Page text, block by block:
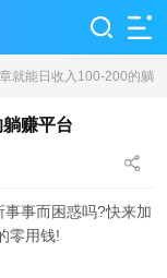
就能日收入100-200的躺
赚平台
事而困惑吗?快来加
零用钱!